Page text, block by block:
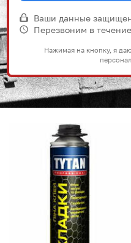
Ваши данные
Перезвоним в
Нажимая на кнопку, я